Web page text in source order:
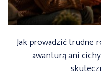
Jak prowadzić trudne
awanturą ani